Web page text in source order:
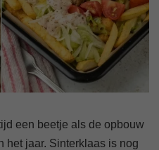
een beetje als de opbouw
het jaar. Sinterklaas is nog